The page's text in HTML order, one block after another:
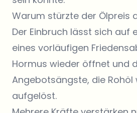
Warum stürzte der Ölpreis
Der Einbruch lässt sich auf
eines vorläufigen
Hormus wieder öffnet und
Angebotsängste, die Rohöl
aufgelöst.